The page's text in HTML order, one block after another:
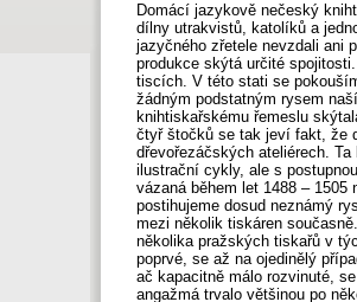
Domácí jazykově nečeský
dílny utrakvistů, katolíků a
jazyčného zřetele nevzdali ani
produkce skýtá určité
tiscích. V této stati se
žádným podstatným rysem
knihtiskařskému řemeslu
čtyř štočků se tak jeví fakt, že
dřevořezáčských ateliérech.
ilustrační cykly, ale s
vázaná během let 1488 – 1505
postihujeme dosud neznámý
mezi několik tiskáren
několika pražských tiskařů v
poprvé, se až na ojedinělý
ač kapacitně málo rozvinuté,
angažmá trvalo většinou po